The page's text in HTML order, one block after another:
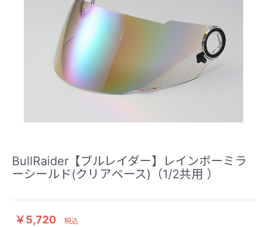
BullRaider【ブルレイダー】レインボーミラ
ーシールド(クリアベース)（1/2共用 ）
￥5,720 税込